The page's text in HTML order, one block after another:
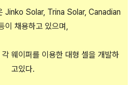
Jinko Solar, Trina Solar, Canadian
이 채용하고 있으며,
웨이퍼를 이용한 대형 셀을 개발하
고있다.